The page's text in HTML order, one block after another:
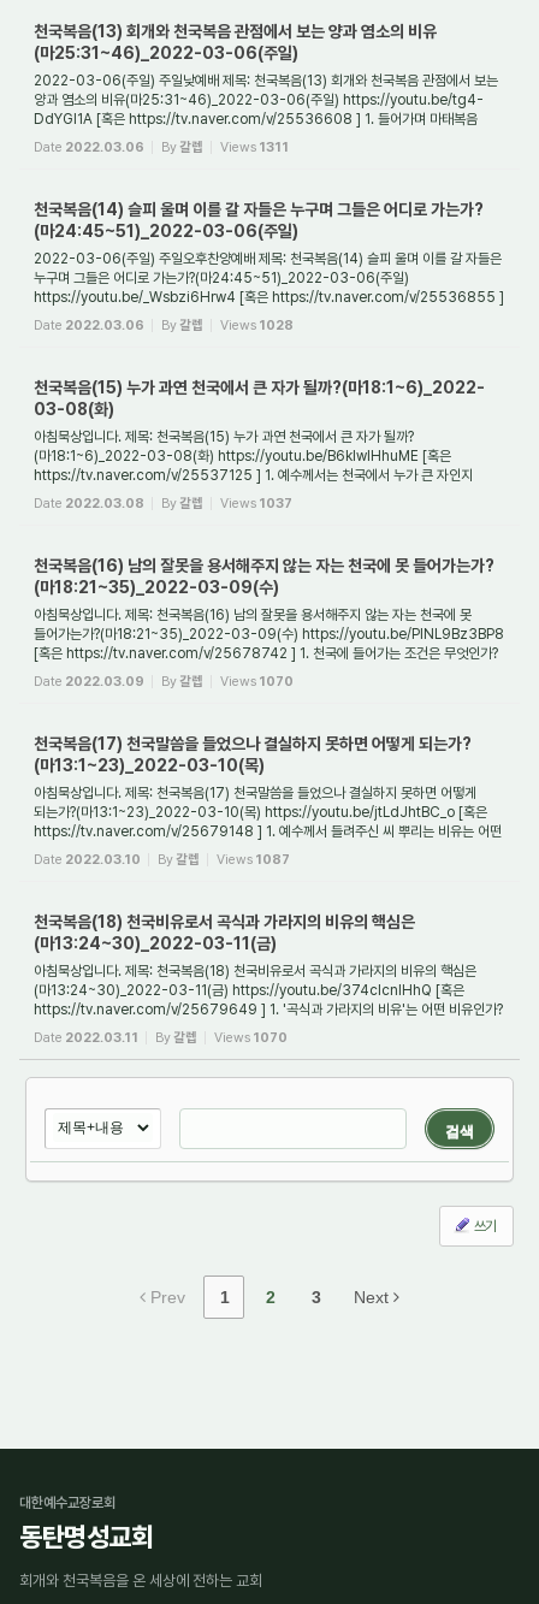
천국복음(13) 회개와 천국복음 관점에서 보는 양과 염소의 비유
(마25:31~46)_2022-03-06(주일)
2022-03-06(주일) 주일낮예배 제목: 천국복음(13) 회개와 천국복음 관점에서 보는
양과 염소의 비유(마25:31~46)_2022-03-06(주일) https://youtu.be/tg4-
DdYGl1A [혹은 https://tv.naver.com/v/25536608 ] 1. 들어가며 마태복음
25장에서는 천국에 관한 3가지...
Date 2022.03.06 By갈렙 Views 1311
천국복음(14) 슬피 울며 이를 갈 자들은 누구며 그들은 어디로 가는가?
(마24:45~51)_2022-03-06(주일)
2022-03-06(주일) 주일오후찬양예배 제목: 천국복음(14) 슬피 울며 이를 갈 자들은
누구며 그들은 어디로 가는가?(마24:45~51)_2022-03-06(주일)
https://youtu.be/_Wsbzi6Hrw4 [혹은 https://tv.naver.com/v/25536855 ]
1. 들어가며 천국에 들어가는 자는 모...
Date 2022.03.06 By갈렙 Views 1028
천국복음(15) 누가 과연 천국에서 큰 자가 될까?(마18:1~6)_2022-
03-08(화)
아침묵상입니다. 제목: 천국복음(15) 누가 과연 천국에서 큰 자가 될까?
(마18:1~6)_2022-03-08(화) https://youtu.be/B6klwIHhuME [혹은
https://tv.naver.com/v/25537125 ] 1. 예수께서는 천국에서 누가 큰 자인지
질문하는 제자들에게 무엇이라고 말씀하셨는...
Date 2022.03.08 By갈렙 Views 1037
천국복음(16) 남의 잘못을 용서해주지 않는 자는 천국에 못 들어가는가?
(마18:21~35)_2022-03-09(수)
아침묵상입니다. 제목: 천국복음(16) 남의 잘못을 용서해주지 않는 자는 천국에 못
들어가는가?(마18:21~35)_2022-03-09(수) https://youtu.be/PINL9Bz3BP8
[혹은 https://tv.naver.com/v/25678742 ] 1. 천국에 들어가는 조건은 무엇인가?
천국에 들어가는 조...
Date 2022.03.09 By갈렙 Views 1070
천국복음(17) 천국말씀을 들었으나 결실하지 못하면 어떻게 되는가?
(마13:1~23)_2022-03-10(목)
아침묵상입니다. 제목: 천국복음(17) 천국말씀을 들었으나 결실하지 못하면 어떻게
되는가?(마13:1~23)_2022-03-10(목) https://youtu.be/jtLdJhtBC_o [혹은
https://tv.naver.com/v/25679148 ] 1. 예수께서 들려주신 씨 뿌리는 비유는 어떤
비유인가? 어느 날...
Date 2022.03.10 By갈렙 Views 1087
천국복음(18) 천국비유로서 곡식과 가라지의 비유의 핵심은
(마13:24~30)_2022-03-11(금)
아침묵상입니다. 제목: 천국복음(18) 천국비유로서 곡식과 가라지의 비유의 핵심은
(마13:24~30)_2022-03-11(금) https://youtu.be/374cIcnIHhQ [혹은
https://tv.naver.com/v/25679649 ] 1. '곡식과 가라지의 비유'는 어떤 비유인가?
'비유'(파라볼레)란 원래 ...
Date 2022.03.11 By갈렙 Views 1070
검색
쓰기
Prev 1 2 3 Next
대한예수교장로회
동탄명성교회
회개와 천국복음을 온 세상에 전하는 교회